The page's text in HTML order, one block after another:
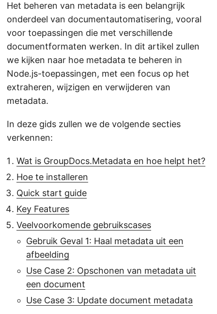
Het beheren van metadata is een belangrijk
onderdeel van documentautomatisering, vooral
voor toepassingen die met verschillende
documentformaten werken. In dit artikel zullen
we kijken naar hoe metadata te beheren in
Node.js-toepassingen, met een focus op het
extraheren, wijzigen en verwijderen van
metadata.
In deze gids zullen we de volgende secties
verkennen:
Wat is GroupDocs.Metadata en hoe helpt het?
Hoe te installeren
Quick start guide
Key Features
Veelvoorkomende gebruikscases
Gebruik Geval 1: Haal metadata uit een
afbeelding
Use Case 2: Opschonen van metadata uit
een document
Use Case 3: Update document metadata